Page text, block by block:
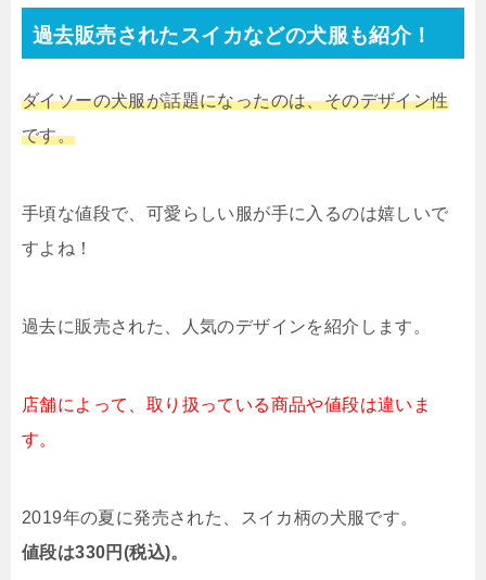
過去販売されたスイカなどの犬服も紹介！
ダイソーの犬服が話題になったのは、そのデザイン性
です。
手頃な値段で、可愛らしい服が手に入るのは嬉しいで
すよね！
過去に販売された、人気のデザインを紹介します。
店舗によって、取り扱っている商品や値段は違いま
す。
2019年の夏に発売された、スイカ柄の犬服です。
値段は330円(税込)。